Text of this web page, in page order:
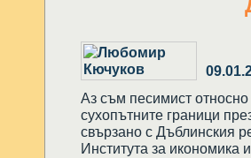
Аз съм песимист
сухопътните граници
свързано с Дъблинския
Института за